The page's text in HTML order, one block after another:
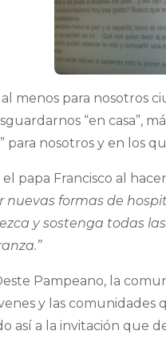
menos para nosotros
“en casa”,
para nosotros y en los
papa Francisco al
nuevas formas de
y sostenga todas
Pampeano, la
y las
así a la invitación que